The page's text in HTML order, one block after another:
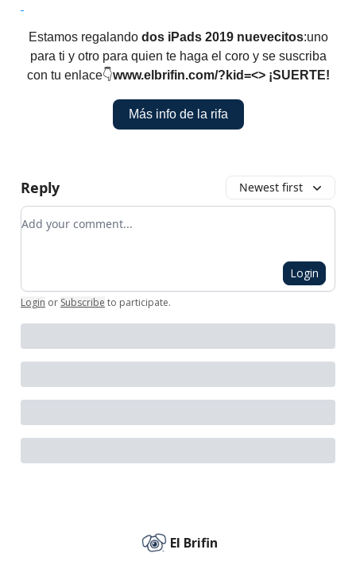
Estamos regalando dos iPads 2019 nuevecitos:uno
para ti y otro para quien te haga el coro y se suscriba
con tu enlace👇www.elbrifin.com/?kid=<> ¡SUERTE!
Más info de la rifa
Reply Newest first
Add your comment
Login
Login or Subscribe to participate.
El Brifin